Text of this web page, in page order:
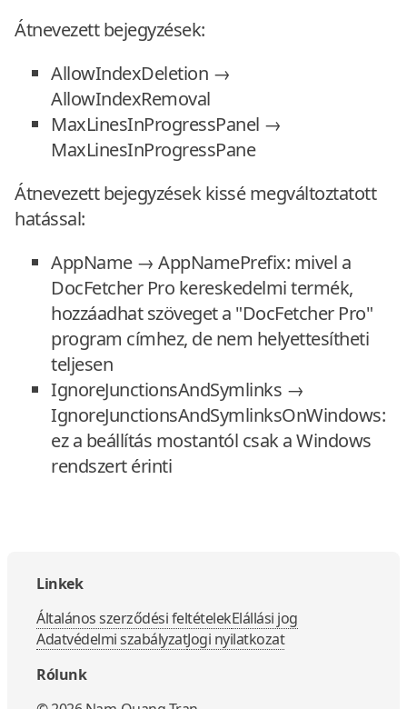
Átnevezett bejegyzések:
AllowIndexDeletion →
AllowIndexRemoval
MaxLinesInProgressPanel →
MaxLinesInProgressPane
Átnevezett bejegyzések kissé megváltoztatott
hatással:
AppName → AppNamePrefix: mivel a
DocFetcher Pro kereskedelmi termék,
hozzáadhat szöveget a "DocFetcher Pro"
program címhez, de nem helyettesítheti
teljesen
IgnoreJunctionsAndSymlinks →
IgnoreJunctionsAndSymlinksOnWindows:
ez a beállítás mostantól csak a Windows
rendszert érinti
Linkek
Általános szerződési feltételekElállási jog
Adatvédelmi szabályzatJogi nyilatkozat
Rólunk